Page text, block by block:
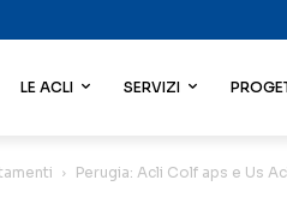
LE ACLI SERVIZI
Perugia: Acli Colf aps e Us